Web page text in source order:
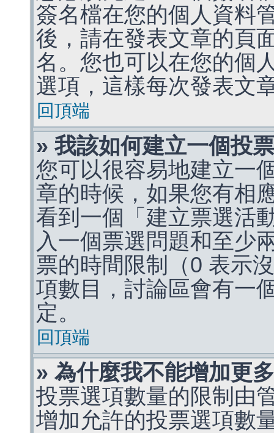
簽名檔在您的個人資料
後，請在發表文章的頁
名。您也可以在您的個
選項，這樣每次發表文
回頂端
» 我該如何建立一個投
您可以很容易地建立一
章的時候，如果您有相
看到一個「建立票選活
入一個票選問題和至少
票的時間限制（0 表示
項數目，討論區會有一
定。
回頂端
» 為什麼我不能增加更
投票選項數量的限制由
增加允許的投票選項數